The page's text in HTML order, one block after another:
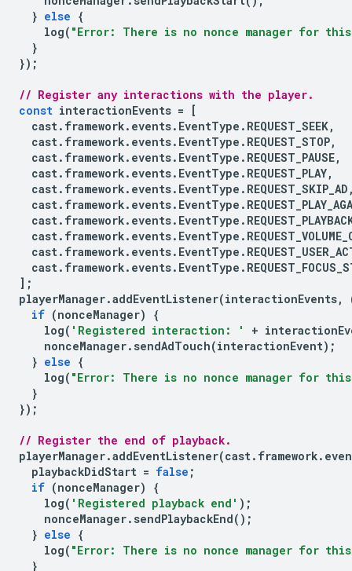
} else {
log( "Error: There is no nonce manager for
}
});
// Register any interactions with the player.
const interactionEvents =
[
cast. framework. events. EventType . REQUEST_SEEK,
cast. framework. events. EventType . REQUEST_STOP,
cast. framework. events. EventType . REQUEST_PAUSE,
cast. framework. events. EventType . REQUEST_PLAY,
cast. framework. events. EventType . REQUEST_SKIP_AD
cast. framework. events. EventType .
cast. framework. events. EventType .
cast. framework. events. EventType .
cast. framework. events. EventType .
cast. framework. events. EventType .
];
playerManager.addEventListener(interactionEvents,
if (nonceManager)
{
log( 'Registered interaction: ' +
nonceManager. sendAdTouch(interactionEvent);
} else {
log( "Error: There is no nonce manager for
}
});
// Register the end of playback.
playerManager.addEventListener(cast. framework.
playbackDidStart = false ;
if (nonceManager)
{
log( 'Registered playback end' );
nonceManager. sendPlaybackEnd();
} else {
log( "Error: There is no nonce manager for
}